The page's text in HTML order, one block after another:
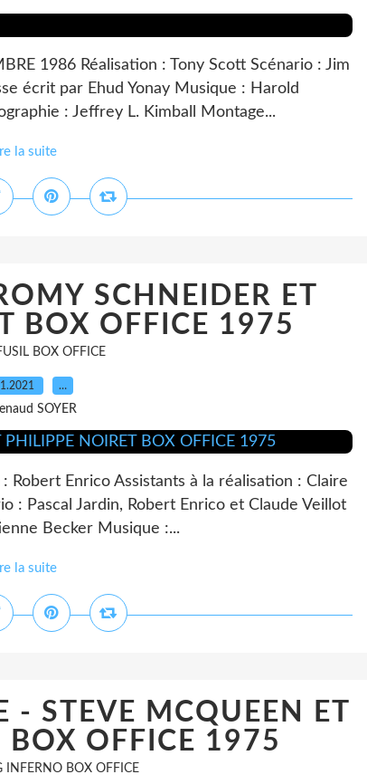
1986 Réalisation : Tony Scott Scénario : Jim
écrit par Ehud Yonay Musique : Harold
: Jeffrey L. Kimball Montage...
la suite
SCHNEIDER ET
BOX OFFICE 1975
BOX OFFICE
…
SOYER
Robert Enrico Assistants à la réalisation : Claire
: Pascal Jardin, Robert Enrico et Claude Veillot
Becker Musique :...
la suite
- STEVE MCQUEEN ET
OFFICE 1975
INFERNO BOX OFFICE